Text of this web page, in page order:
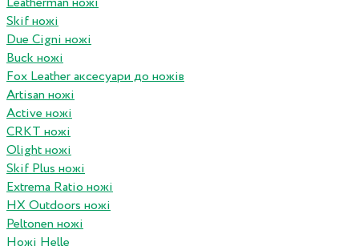
Skif ножі
Due Cigni ножі
Buck ножі
Fox Leather аксесуари до ножів
Artisan ножі
Active ножі
CRKT ножі
Olight ножі
Skif Plus ножі
Extrema Ratio ножі
HX Outdoors ножі
Peltonen ножі